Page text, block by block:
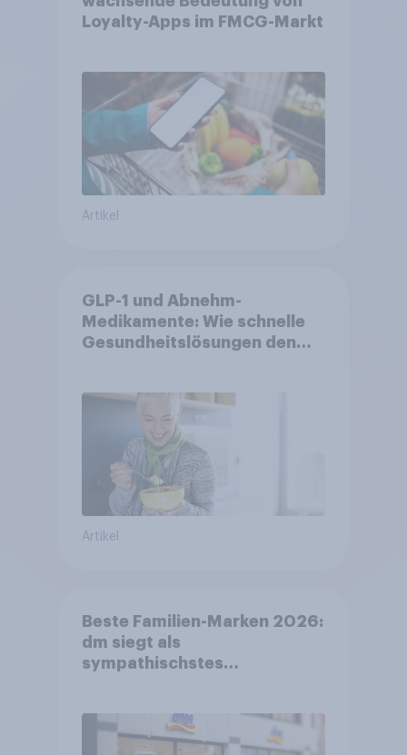
Loyalty-Apps im FMCG-Markt
Artikel
GLP-1 und Abnehm-
Medikamente: Wie schnelle
Gesundheitslösungen den
Artikel
Beste Familien-Marken 2026:
dm siegt als
sympathischstes